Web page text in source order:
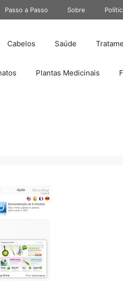
Passo a Passo Sobre
Cabelos Saúde
Plantas Medicinais